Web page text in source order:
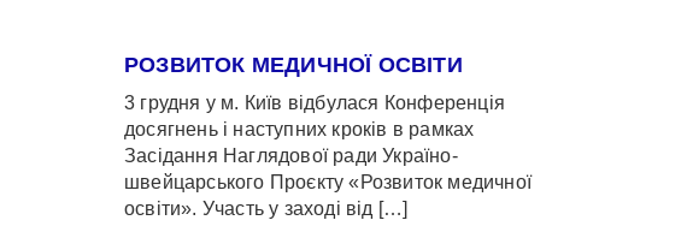
РОЗВИТОК МЕДИЧНОЇ ОСВІТИ
3 грудня у м. Київ відбулася Конференція
досягнень і наступних кроків в рамках
Засідання Наглядової ради Україно-
швейцарського Проєкту «Розвиток медичної
освіти». Участь у заході від […]